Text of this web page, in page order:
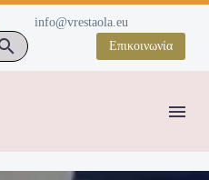
info@vrestaola.eu
Επικοινωνία